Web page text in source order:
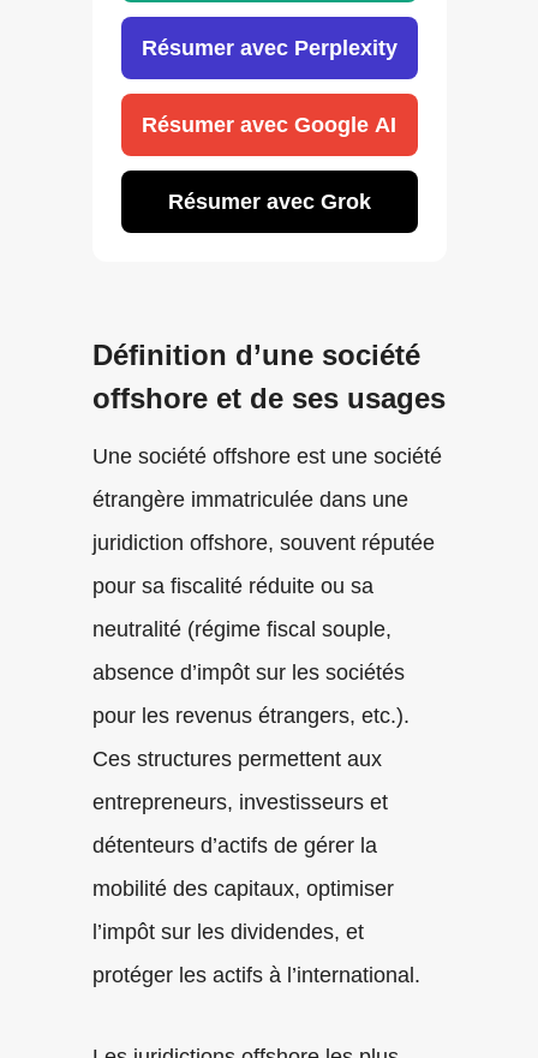
Résumer avec Perplexity
Résumer avec Google AI
Résumer avec Grok
Définition d’une société
offshore et de ses usages
Une société offshore est une société
étrangère immatriculée dans une
juridiction offshore, souvent réputée
pour sa fiscalité réduite ou sa
neutralité (régime fiscal souple,
absence d’impôt sur les sociétés
pour les revenus étrangers, etc.).
Ces structures permettent aux
entrepreneurs, investisseurs et
détenteurs d’actifs de gérer la
mobilité des capitaux, optimiser
l’impôt sur les dividendes, et
protéger les actifs à l’international.